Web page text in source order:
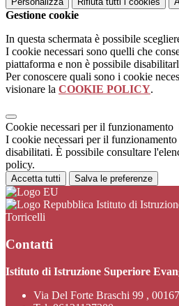
Gestione cookie
In questa schermata è possibile
I cookie necessari sono quelli che
piattaforma e non è possibile
Per conoscere quali sono i cookie
visionare la COOKIE POLICY.
Cookie necessari per il funzionamento
I cookie necessari per il funzionamento
disabilitati. È possibile consultare
policy.
Accetta tutti Salva le preferenze
Istituto di
Torricelli
Contatti
Istituto di Istruzione Superiore
Via Del Forte Braschi 99 ,